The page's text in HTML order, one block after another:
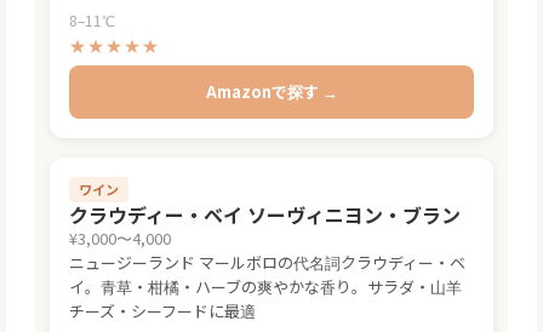
8–11℃
★★★★★
Amazonで探す →
ワイン
クラウディー・ベイ ソーヴィニヨン・ブラン
¥3,000〜4,000
ニュージーランド マールボロの代名詞クラウディー・ベ
イ。青草・柑橘・ハーブの爽やかな香り。サラダ・山羊
チーズ・シーフードに最適